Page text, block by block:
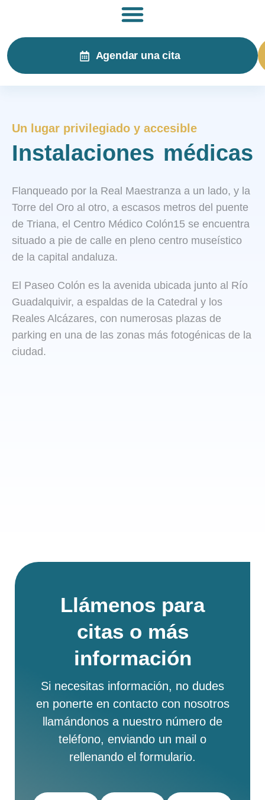
Agendar una cita
Un lugar privilegiado y accesible
Instalaciones médicas​
Flanqueado por la Real Maestranza a un lado, y la
Torre del Oro al otro, a escasos metros del puente
de Triana, el Centro Médico Colón15 se encuentra
situado a pie de calle en pleno centro museístico
de la capital andaluza.
El Paseo Colón es la avenida ubicada junto al Río
Guadalquivir, a espaldas de la Catedral y los
Reales Alcázares, con numerosas plazas de
parking en una de las zonas más fotogénicas de la
ciudad.
Llámenos para
citas o más
información
Si necesitas información, no dudes
en ponerte en contacto con nosotros
llamándonos a nuestro número de
teléfono, enviando un mail o
rellenando el formulario.